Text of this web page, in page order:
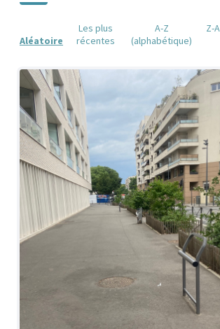
Aléatoire
Les plus
récentes
A-Z
(alphabétique)
Z-